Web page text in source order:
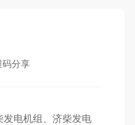
码分享
发电机组、济柴发电